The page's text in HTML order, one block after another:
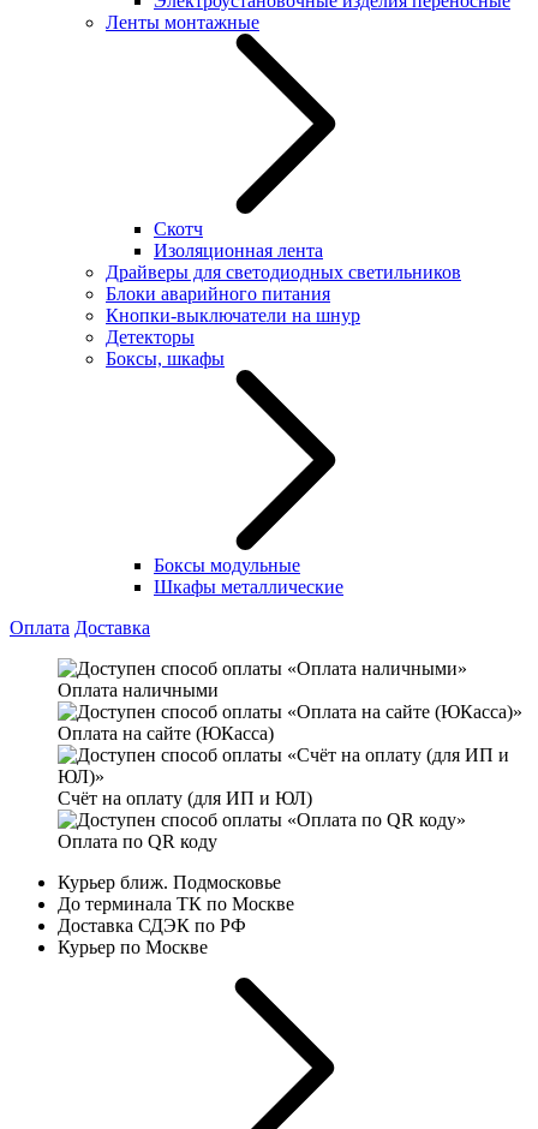
Ленты монтажные
Скотч
Изоляционная лента
Драйверы для светодиодных светильников
Блоки аварийного питания
Кнопки-выключатели на шнур
Детекторы
Боксы, шкафы
Боксы модульные
Шкафы металлические
Оплата Доставка
Оплата наличными
Оплата на сайте (ЮКасса)
Счёт на оплату (для ИП и ЮЛ)
Оплата по QR коду
Курьер ближ. Подмосковье
До терминала ТК по Москве
Доставка СДЭК по РФ
Курьер по Москве